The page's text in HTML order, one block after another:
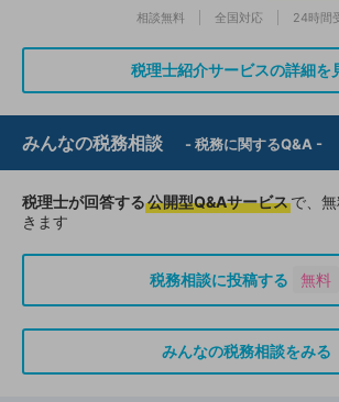
相談無料 全国対応 24時間
税理士紹介サービスの詳細を
みんなの税務相談 - 税務に関するQ&A -
税理士が回答する公開型Q&Aサービスで、
きます
税務相談に投稿する 無料
みんなの税務相談をみる